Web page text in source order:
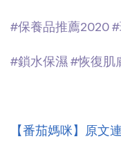
#保養品推薦2020
#鎖水保濕#恢復肌
【番茄媽咪】原文